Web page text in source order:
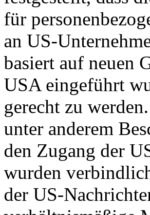
für
an US-
basiert auf neuen
USA eingeführt
gerecht zu
unter anderem
den Zugang der
wurden
der US-